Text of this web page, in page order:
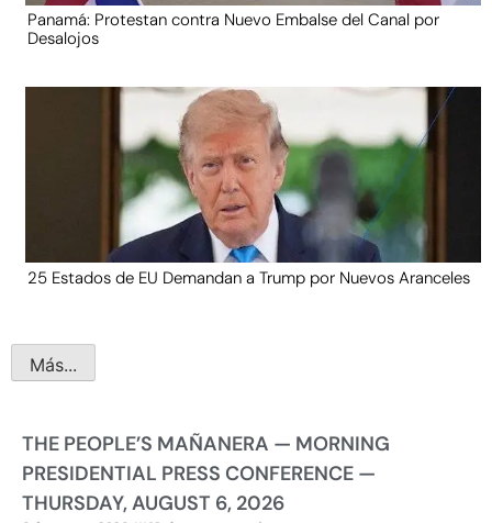
Panamá: Protestan contra Nuevo Embalse del Canal por
Desalojos
25 Estados de EU Demandan a Trump por Nuevos Aranceles
Más...
THE PEOPLE’S MAÑANERA — MORNING
PRESIDENTIAL PRESS CONFERENCE —
THURSDAY, AUGUST 6, 2026